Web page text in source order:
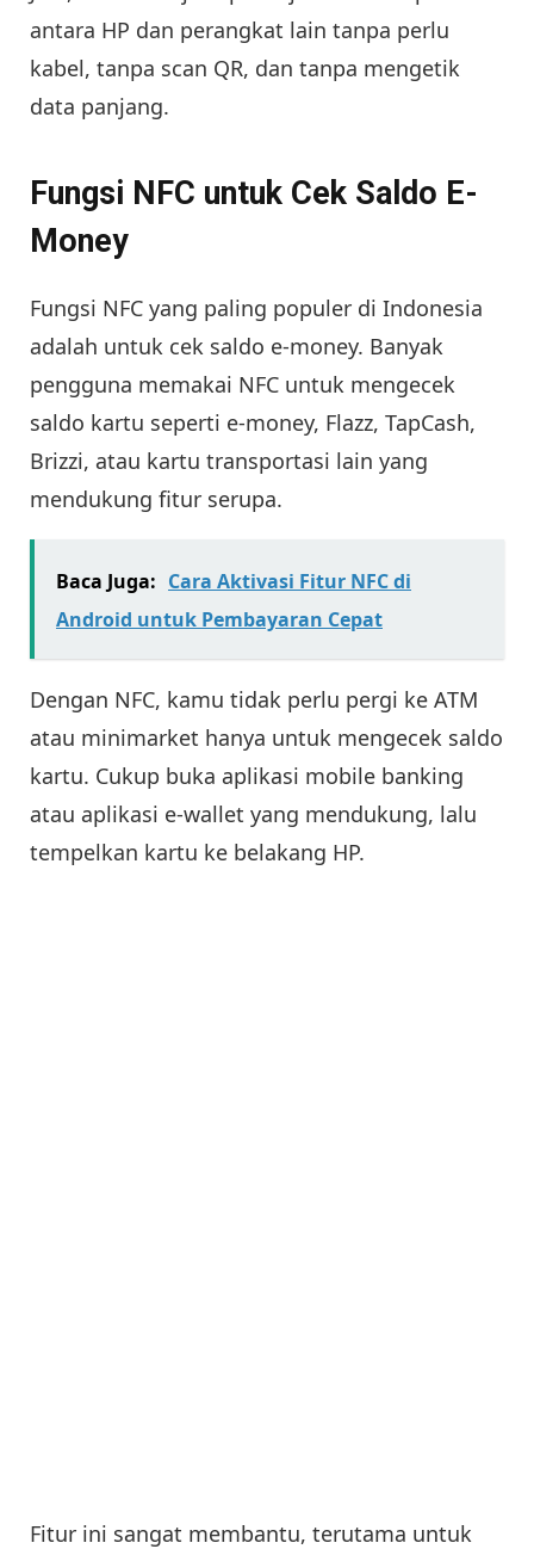
antara HP dan perangkat lain tanpa perlu
kabel, tanpa scan QR, dan tanpa mengetik
data panjang.
Fungsi NFC untuk Cek Saldo E-
Money
Fungsi NFC yang paling populer di Indonesia
adalah untuk cek saldo e-money. Banyak
pengguna memakai NFC untuk mengecek
saldo kartu seperti e-money, Flazz, TapCash,
Brizzi, atau kartu transportasi lain yang
mendukung fitur serupa.
Baca Juga: Cara Aktivasi Fitur NFC di
Android untuk Pembayaran Cepat
Dengan NFC, kamu tidak perlu pergi ke ATM
atau minimarket hanya untuk mengecek saldo
kartu. Cukup buka aplikasi mobile banking
atau aplikasi e-wallet yang mendukung, lalu
tempelkan kartu ke belakang HP.
Fitur ini sangat membantu, terutama untuk